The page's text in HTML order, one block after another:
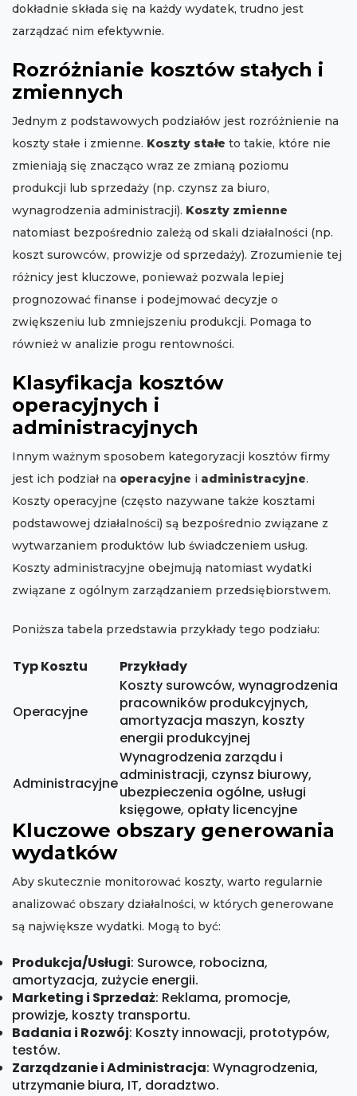
dokładnie składa się na każdy wydatek, trudno jest
zarządzać nim efektywnie.
Rozróżnianie kosztów stałych i
zmiennych
Jednym z podstawowych podziałów jest rozróżnienie na
koszty stałe i zmienne. Koszty stałe to takie, które nie
zmieniają się znacząco wraz ze zmianą poziomu
produkcji lub sprzedaży (np. czynsz za biuro,
wynagrodzenia administracji). Koszty zmienne
natomiast bezpośrednio zależą od skali działalności (np.
koszt surowców, prowizje od sprzedaży). Zrozumienie tej
różnicy jest kluczowe, ponieważ pozwala lepiej
prognozować finanse i podejmować decyzje o
zwiększeniu lub zmniejszeniu produkcji. Pomaga to
również w analizie progu rentowności.
Klasyfikacja kosztów
operacyjnych i
administracyjnych
Innym ważnym sposobem kategoryzacji kosztów firmy
jest ich podział na operacyjne i administracyjne.
Koszty operacyjne (często nazywane także kosztami
podstawowej działalności) są bezpośrednio związane z
wytwarzaniem produktów lub świadczeniem usług.
Koszty administracyjne obejmują natomiast wydatki
związane z ogólnym zarządzaniem przedsiębiorstwem.
Poniższa tabela przedstawia przykłady tego podziału:
Typ Kosztu Przykłady
Operacyjne
Koszty surowców, wynagrodzenia
pracowników produkcyjnych,
amortyzacja maszyn, koszty
energii produkcyjnej
Administracyjne
Wynagrodzenia zarządu i
administracji, czynsz biurowy,
ubezpieczenia ogólne, usługi
księgowe, opłaty licencyjne
Kluczowe obszary generowania
wydatków
Aby skutecznie monitorować koszty, warto regularnie
analizować obszary działalności, w których generowane
są największe wydatki. Mogą to być:
Produkcja/Usługi: Surowce, robocizna,
amortyzacja, zużycie energii.
Marketing i Sprzedaż: Reklama, promocje,
prowizje, koszty transportu.
Badania i Rozwój: Koszty innowacji, prototypów,
testów.
Zarządzanie i Administracja: Wynagrodzenia,
utrzymanie biura, IT, doradztwo.